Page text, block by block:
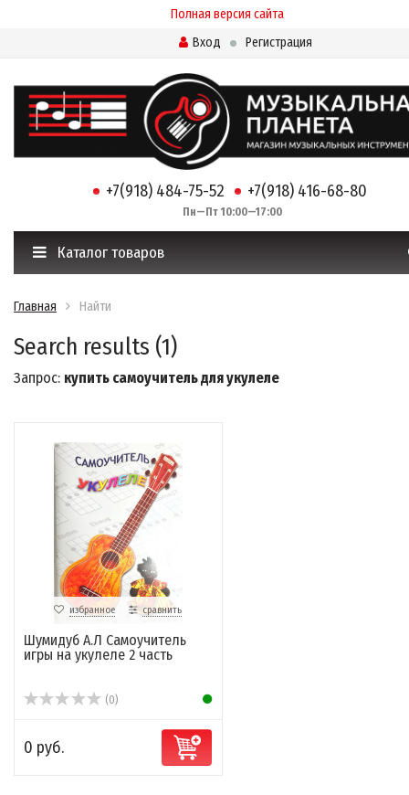
Полная версия сайта
Вход
Регистрация
+7(918) 484-75-52 +7(918) 416-68-80
Пн—Пт 10:00—17:00
Каталог товаров
Главная Найти
Search results (1)
Запрос: купить самоучитель для укулеле
избранное сравнить
Шумидуб А.Л Самоучитель
игры на укулеле 2 часть
(0)
0 руб.